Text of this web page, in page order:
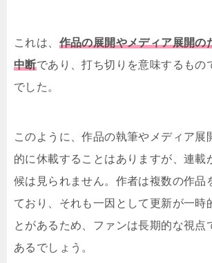
これは、 作品の展開やメディア展開の
中断であり、打ち切りを意味するもの
でした。
このように、作品の執筆やメディア展
的に休載することはありますが、連載
候は見られません。作者は複数の作品
ており、それも一因として更新が一時
とがあるため、ファンは長期的な視点
あるでしょう。